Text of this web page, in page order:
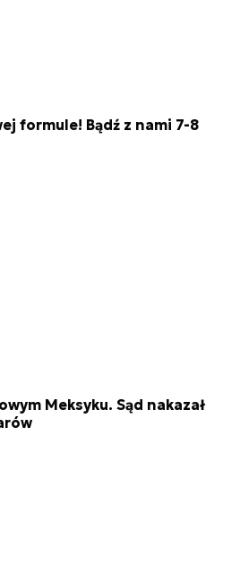
formule! Bądź z nami 7-8
Meksyku. Sąd nakazał